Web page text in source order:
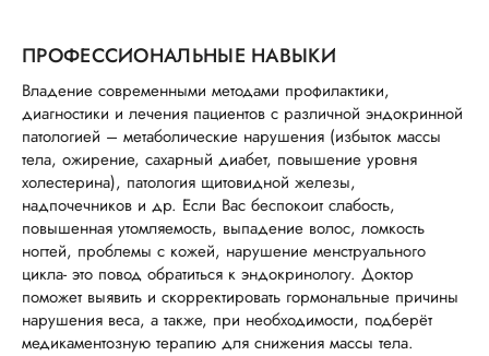
ПРОФЕССИОНАЛЬНЫЕ НАВЫКИ
Владение современными методами профилактики,
диагностики и лечения пациентов с различной эндокринной
патологией – метаболические нарушения (избыток массы
тела, ожирение, сахарный диабет, повышение уровня
холестерина), патология щитовидной железы,
надпочечников и др. Если Вас беспокоит слабость,
повышенная утомляемость, выпадение волос, ломкость
ногтей, проблемы с кожей, нарушение менструального
цикла- это повод обратиться к эндокринологу. Доктор
поможет выявить и скорректировать гормональные причины
нарушения веса, а также, при необходимости, подберёт
медикаментозную терапию для снижения массы тела.